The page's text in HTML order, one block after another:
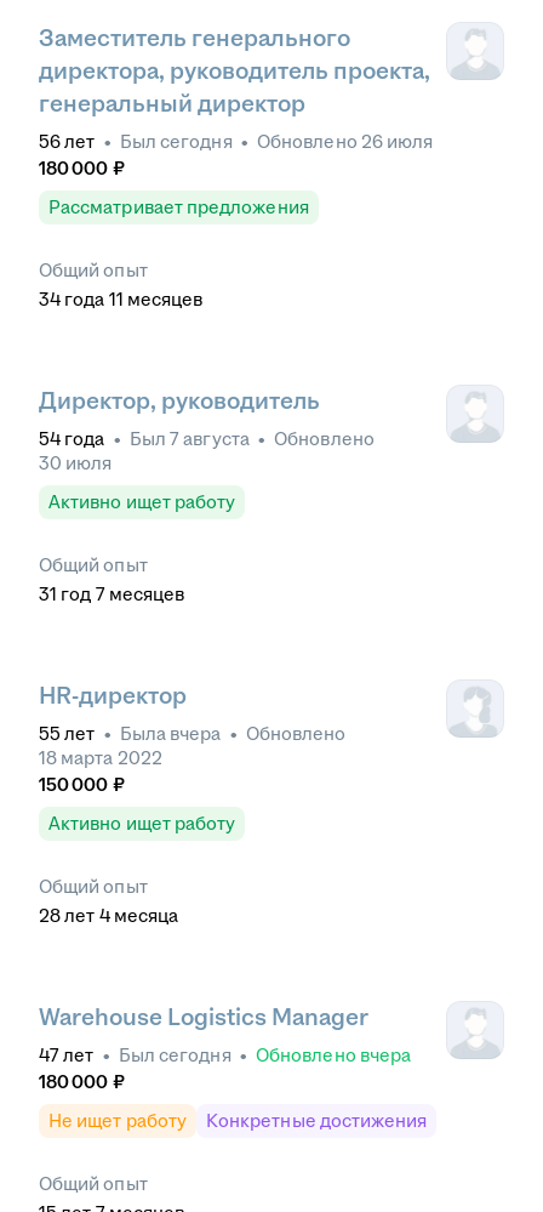
Заместитель генерального
директора, руководитель проекта,
генеральный директор
56лет • Был сегодня • Обновлено 26 июля
180 000 ₽
Рассматривает предложения
Общий опыт
34 года 11 месяцев
Директор, руководитель
54 года • Был 7 августа • Обновлено
30 июля
Активно ищет работу
Общий опыт
31 год 7 месяцев
HR-директор
55 лет • Была вчера • Обновлено
18 марта 2022
150 000 ₽
Активно ищет работу
Общий опыт
28лет 4 месяца
Warehouse Logistics Manager
47лет • Был сегодня • Обновлено вчера
180 000 ₽
Не ищет работу
Конкретные достижения
Общий опыт